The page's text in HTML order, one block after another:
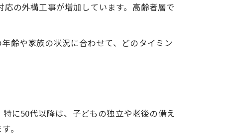
の外構工事が増加しています。高齢者層で
齢や家族の状況に合わせて、どのタイミン
に50代以降は、子どもの独立や老後の備え
。